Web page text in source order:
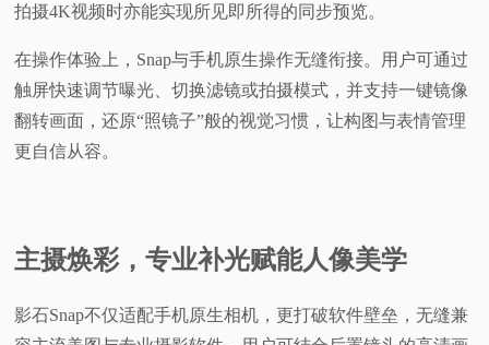
拍摄4K视频时亦能实现所见即所得的同步预览。
在操作体验上，Snap与手机原生操作无缝衔接。用户可通过
触屏快速调节曝光、切换滤镜或拍摄模式，并支持一键镜像
翻转画面，还原“照镜子”般的视觉习惯，让构图与表情管理
更自信从容。
主摄焕彩，专业补光赋能人像美学
影石Snap不仅适配手机原生相机，更打破软件壁垒，无缝兼